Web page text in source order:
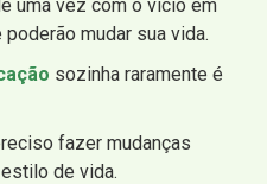
uma vez com o vício em
mudar sua vida.
sozinha raramente é
fazer mudanças
de vida.